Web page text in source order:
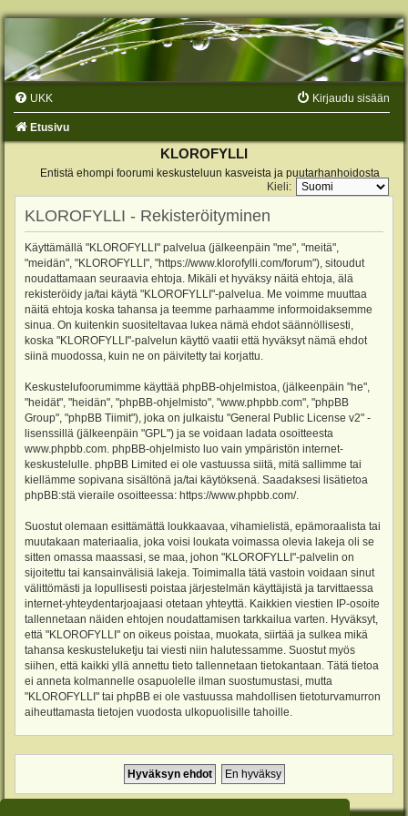
UKK Kirjaudu sisään
Etusivu
KLOROFYLLI
Entistä ehompi foorumi keskusteluun kasveista ja puutarhanhoidosta
Kieli:
KLOROFYLLI - Rekisteröityminen
Käyttämällä "KLOROFYLLI" palvelua (jälkeenpäin "me", "meitä",
"meidän", "KLOROFYLLI", "https://www.klorofylli.com/forum"), sitoudut
noudattamaan seuraavia ehtoja. Mikäli et hyväksy näitä ehtoja, älä
rekisteröidy ja/tai käytä "KLOROFYLLI"-palvelua. Me voimme muuttaa
näitä ehtoja koska tahansa ja teemme parhaamme informoidaksemme
sinua. On kuitenkin suositeltavaa lukea nämä ehdot säännöllisesti,
koska "KLOROFYLLI"-palvelun käyttö vaatii että hyväksyt nämä ehdot
siinä muodossa, kuin ne on päivitetty tai korjattu.
Keskustelufoorumimme käyttää phpBB-ohjelmistoa, (jälkeenpäin "he",
"heidät", "heidän", "phpBB-ohjelmisto", "www.phpbb.com", "phpBB
Group", "phpBB Tiimit"), joka on julkaistu "General Public License v2" -
lisenssillä (jälkeenpäin "GPL") ja se voidaan ladata osoitteesta
www.phpbb.com . phpBB-ohjelmisto luo vain ympäristön internet-
keskustelulle. phpBB Limited ei ole vastuussa siitä, mitä sallimme tai
kiellämme sopivana sisältönä ja/tai käytöksenä. Saadaksesi lisätietoa
phpBB:stä vieraile osoitteessa: https://www.phpbb.com/.
Suostut olemaan esittämättä loukkaavaa, vihamielistä, epämoraalista tai
muutakaan materiaalia, joka voisi loukata voimassa olevia lakeja oli se
sitten omassa maassasi, se maa, johon "KLOROFYLLI"-palvelin on
sijoitettu tai kansainvälisiä lakeja. Toimimalla tätä vastoin voidaan sinut
välittömästi ja lopullisesti poistaa järjestelmän käyttäjistä ja tarvittaessa
internet-yhteydentarjoajaasi otetaan yhteyttä. Kaikkien viestien IP-osoite
tallennetaan näiden ehtojen noudattamisen tarkkailua varten. Hyväksyt,
että "KLOROFYLLI" on oikeus poistaa, muokata, siirtää ja sulkea mikä
tahansa keskusteluketju tai viesti niin halutessamme. Suostut myös
siihen, että kaikki yllä annettu tieto tallennetaan tietokantaan. Tätä tietoa
ei anneta kolmannelle osapuolelle ilman suostumustasi, mutta
"KLOROFYLLI" tai phpBB ei ole vastuussa mahdollisen tietoturvamurron
aiheuttamasta tietojen vuodosta ulkopuolisille tahoille.